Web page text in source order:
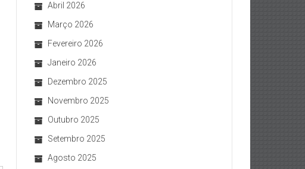
Abril 2026
Março 2026
Fevereiro 2026
Janeiro 2026
Dezembro 2025
Novembro 2025
Outubro 2025
Setembro 2025
Agosto 2025